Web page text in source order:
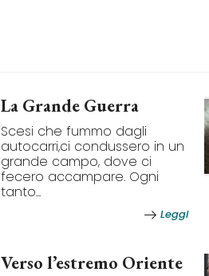
La Grande Guerra
Scesi che fummo dagli
autocarri,ci condussero in un
grande campo, dove ci
fecero accampare. Ogni
tanto...
Leggi
Verso l’estremo Oriente